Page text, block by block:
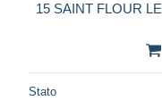
Prezzo
15 SAINT FLOUR
Stato